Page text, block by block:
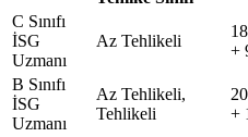
C Sınıfı
İSG
Uzmanı
Az Tehlikeli
+
B Sınıfı
İSG
Uzmanı
Az Tehlikeli,
Tehlikeli
+